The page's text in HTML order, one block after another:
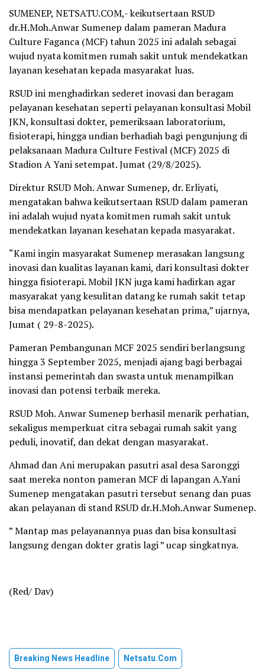
SUMENEP, NETSATU.COM,- keikutsertaan RSUD
dr.H.Moh.Anwar Sumenep dalam pameran Madura
Culture Faganca (MCF) tahun 2025 ini adalah sebagai
wujud nyata komitmen rumah sakit untuk mendekatkan
layanan kesehatan kepada masyarakat luas.
RSUD ini menghadirkan sederet inovasi dan beragam
pelayanan kesehatan seperti pelayanan konsultasi Mobil
JKN, konsultasi dokter, pemeriksaan laboratorium,
fisioterapi, hingga undian berhadiah bagi pengunjung di
pelaksanaan Madura Culture Festival (MCF) 2025 di
Stadion A Yani setempat. Jumat (29/8/2025).
Direktur RSUD Moh. Anwar Sumenep, dr. Erliyati,
mengatakan bahwa keikutsertaan RSUD dalam pameran
ini adalah wujud nyata komitmen rumah sakit untuk
mendekatkan layanan kesehatan kepada masyarakat.
“Kami ingin masyarakat Sumenep merasakan langsung
inovasi dan kualitas layanan kami, dari konsultasi dokter
hingga fisioterapi. Mobil JKN juga kami hadirkan agar
masyarakat yang kesulitan datang ke rumah sakit tetap
bisa mendapatkan pelayanan kesehatan prima,” ujarnya,
Jumat ( 29-8-2025).
Pameran Pembangunan MCF 2025 sendiri berlangsung
hingga 3 September 2025, menjadi ajang bagi berbagai
instansi pemerintah dan swasta untuk menampilkan
inovasi dan potensi terbaik mereka.
RSUD Moh. Anwar Sumenep berhasil menarik perhatian,
sekaligus memperkuat citra sebagai rumah sakit yang
peduli, inovatif, dan dekat dengan masyarakat.
Ahmad dan Ani merupakan pasutri asal desa Saronggi
saat mereka nonton pameran MCF di lapangan A.Yani
Sumenep mengatakan pasutri tersebut senang dan puas
akan pelayanan di stand RSUD dr.H.Moh.Anwar Sumenep.
” Mantap mas pelayanannya puas dan bisa konsultasi
langsung dengan dokter gratis lagi ” ucap singkatnya.
(Red/ Dav)
Breaking News Headline Netsatu.com